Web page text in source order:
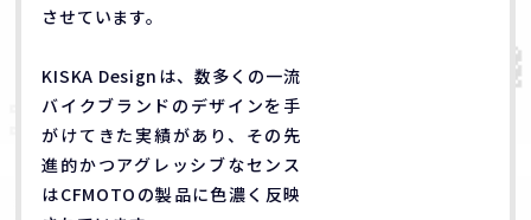
させています。
KISKA Designは、数多くの一流
バイクブランドのデザインを手
がけてきた実績があり、その先
進的かつアグレッシブなセンス
はCFMOTOの製品に色濃く反映